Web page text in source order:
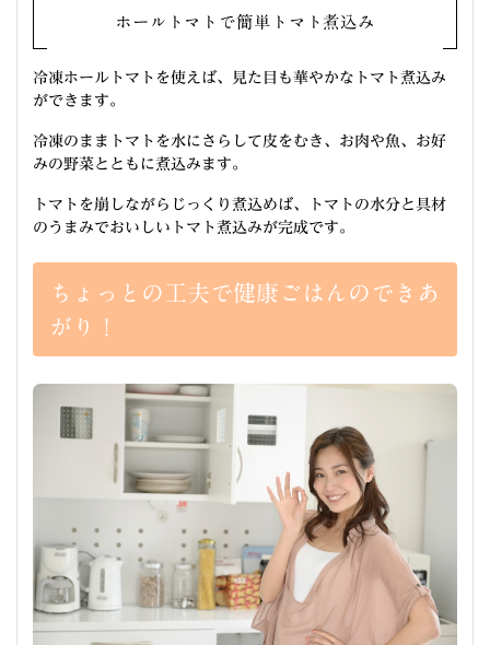
ホールトマトで簡単トマト煮込み
冷凍ホールトマトを使えば、見た目も華やかなトマト煮込み
ができます。
冷凍のままトマトを水にさらして皮をむき、お肉や魚、お好
みの野菜とともに煮込みます。
トマトを崩しながらじっくり煮込めば、トマトの水分と具材
のうまみでおいしいトマト煮込みが完成です。
ちょっとの工夫で健康ごはんのできあ
がり！